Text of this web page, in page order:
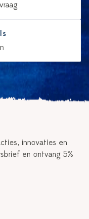
innovaties en
en ontvang 5%